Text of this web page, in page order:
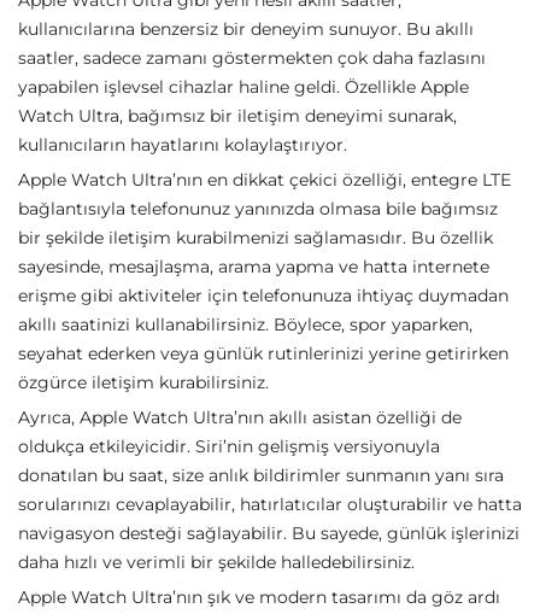
kullanıcılarına benzersiz bir deneyim sunuyor. Bu akıllı
saatler, sadece zamanı göstermekten çok daha fazlasını
yapabilen işlevsel cihazlar haline geldi. Özellikle Apple
Watch Ultra, bağımsız bir iletişim deneyimi sunarak,
kullanıcıların hayatlarını kolaylaştırıyor.
Apple Watch Ultra’nın en dikkat çekici özelliği, entegre LTE
bağlantısıyla telefonunuz yanınızda olmasa bile bağımsız
bir şekilde iletişim kurabilmenizi sağlamasıdır. Bu özellik
sayesinde, mesajlaşma, arama yapma ve hatta internete
erişme gibi aktiviteler için telefonunuza ihtiyaç duymadan
akıllı saatinizi kullanabilirsiniz. Böylece, spor yaparken,
seyahat ederken veya günlük rutinlerinizi yerine getirirken
özgürce iletişim kurabilirsiniz.
Ayrıca, Apple Watch Ultra’nın akıllı asistan özelliği de
oldukça etkileyicidir. Siri’nin gelişmiş versiyonuyla
donatılan bu saat, size anlık bildirimler sunmanın yanı sıra
sorularınızı cevaplayabilir, hatırlatıcılar oluşturabilir ve hatta
navigasyon desteği sağlayabilir. Bu sayede, günlük işlerinizi
daha hızlı ve verimli bir şekilde halledebilirsiniz.
Apple Watch Ultra’nın şık ve modern tasarımı da göz ardı